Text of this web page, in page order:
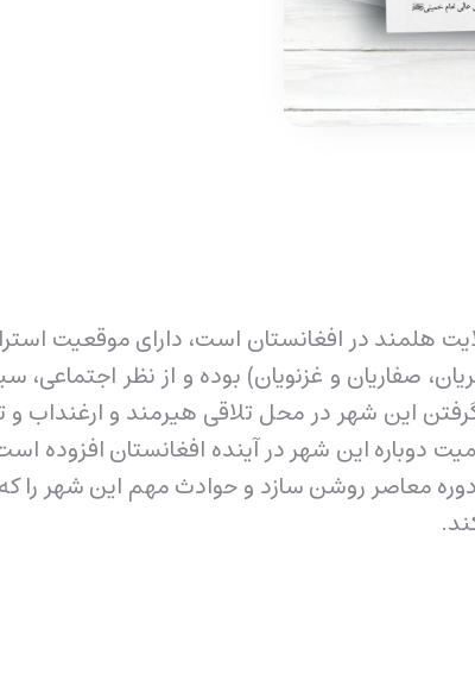
هلمند در افغانستان است، دارای موقعیت
صفاریان و غزنویان) بوده و از نظر
این شهر در محل تلاقی هیرمند و ارغنداب
دوباره این شهر در آینده افغانستان
معاصر روشن ‌سازد و حوادث مهم این شهر را